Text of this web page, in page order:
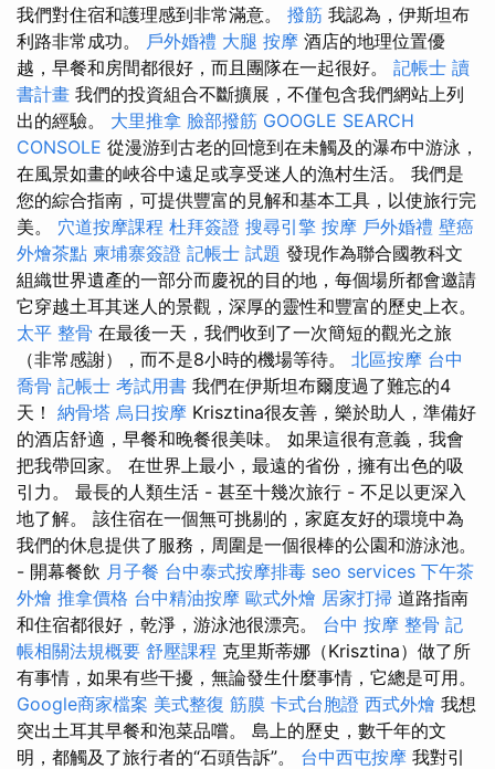
我們對住宿和護理感到非常滿意。 撥筋 我認為，伊斯坦布
利路非常成功。 戶外婚禮 大腿 按摩 酒店的地理位置優
越，早餐和房間都很好，而且團隊在一起很好。 記帳士 讀
書計畫 我們的投資組合不斷擴展，不僅包含我們網站上列
出的經驗。 大里推拿 臉部撥筋 GOOGLE SEARCH
CONSOLE 從漫游到古老的回憶到在未觸及的瀑布中游泳，
在風景如畫的峽谷中遠足或享受迷人的漁村生活。 我們是
您的綜合指南，可提供豐富的見解和基本工具，以使旅行完
美。 穴道按摩課程 杜拜簽證 搜尋引擎 按摩 戶外婚禮 壁癌
外燴茶點 柬埔寨簽證 記帳士 試題 發現作為聯合國教科文
組織世界遺產的一部分而慶祝的目的地，每個場所都會邀請
它穿越土耳其迷人的景觀，深厚的靈性和豐富的歷史上衣。
太平 整骨 在最後一天，我們收到了一次簡短的觀光之旅
（非常感謝），而不是8小時的機場等待。 北區按摩 台中
喬骨 記帳士 考試用書 我們在伊斯坦布爾度過了難忘的4
天！ 納骨塔 烏日按摩 Krisztina很友善，樂於助人，準備好
的酒店舒適，早餐和晚餐很美味。 如果這很有意義，我會
把我帶回家。 在世界上最小，最遠的省份，擁有出色的吸
引力。 最長的人類生活 - 甚至十幾次旅行 - 不足以更深入
地了解。 該住宿在一個無可挑剔的，家庭友好的環境中為
我們的休息提供了服務，周圍是一個很棒的公園和游泳池。
- 開幕餐飲 月子餐 台中泰式按摩排毒 seo services 下午茶
外燴 推拿價格 台中精油按摩 歐式外燴 居家打掃 道路指南
和住宿都很好，乾淨，游泳池很漂亮。 台中 按摩 整骨 記
帳相關法規概要 舒壓課程 克里斯蒂娜（Krisztina）做了所
有事情，如果有些干擾，無論發生什麼事情，它總是可用。
Google商家檔案 美式整復 筋膜 卡式台胞證 西式外燴 我想
突出土耳其早餐和泡菜品嚐。 島上的歷史，數千年的文
明，都觸及了旅行者的“石頭告訴”。 台中西屯按摩 我對引